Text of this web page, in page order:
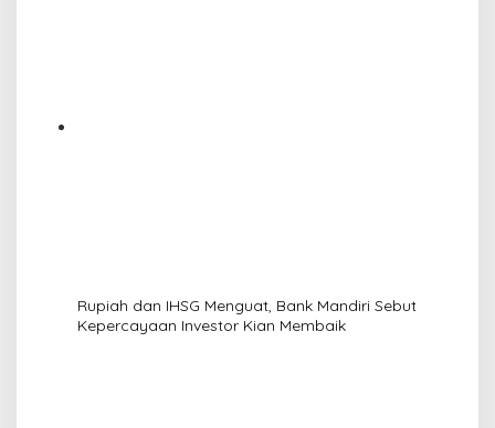
Rupiah dan IHSG Menguat, Bank Mandiri Sebut
Kepercayaan Investor Kian Membaik